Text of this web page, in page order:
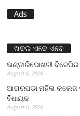
Ads
ଖବର ଏବେ ଏବେ
ଭଣ୍ଡାରିପୋଖରୀ ବିଜେପିର
August 6, 2026
ଆଗରପଡା ମହିଳା
ବିଧାୟକ
August 6, 2026